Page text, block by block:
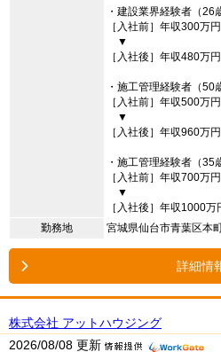
・建設業界経験者（26
［入社前］年収300万円
▼
［入社後］年収480万円
・施工管理経験者（50
［入社前］年収500万円
▼
［入社後］年収960万円
・施工管理経験者（35
［入社前］年収700万円
▼
［入社後］年収1000万
勤務地
宮城県仙台市青葉区本
詳細情
株式会社 アットハウジング
2026/08/08 更新